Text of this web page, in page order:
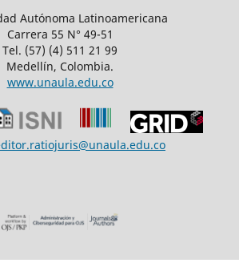
Autónoma Latinoamericana
Carrera 55 N° 49-51
Tel. (57) (4) 511 21 99
Medellín, Colombia.
www.unaula.edu.co